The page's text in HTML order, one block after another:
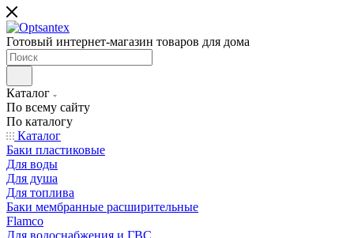
Готовый интернет-магазин товаров для дома
Каталог
По всему сайту
По каталогу
Каталог
Баки пластиковые
Для воды
Для душа
Для топлива
Баки мембранные расширительные
Flamco
Для водоснабжения и ГВС